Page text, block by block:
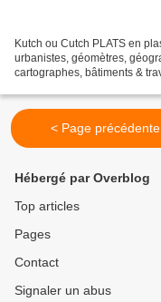
Kutch ou Cutch PLATS en
urbanistes, géomètres,
cartographes, bâtiments &
< Page précédente
Hébergé par Overblog
Top articles
Pages
Contact
Signaler un abus